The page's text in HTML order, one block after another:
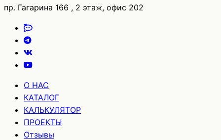
пр. Гагарина 166 , 2 этаж, офис 202
О НАС
КАТАЛОГ
КАЛЬКУЛЯТОР
ПРОЕКТЫ
Отзывы